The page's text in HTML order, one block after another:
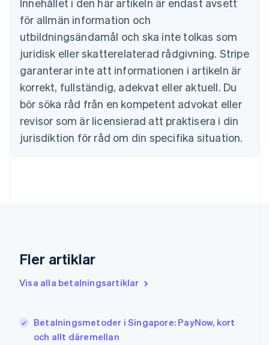
Innehållet i den här artikeln är endast avsett
för allmän information och
utbildningsändamål och ska inte tolkas som
juridisk eller skatterelaterad rådgivning. Stripe
garanterar inte att informationen i artikeln är
korrekt, fullständig, adekvat eller aktuell. Du
bör söka råd från en kompetent advokat eller
revisor som är licensierad att praktisera i din
jurisdiktion för råd om din specifika situation.
Fler artiklar
Visa alla betalningsartiklar
Betalningsmetoder i Singapore: PayNow, kort
och allt däremellan
Bulgarien
English
Cypern
Danmark
English
Estland
English
Fastlandskina
简体中文English
EnglishSvenska
Frankrike
Hongkong SAR, Kina
English 简体中文
Indien
Italien
ItalianoEnglish